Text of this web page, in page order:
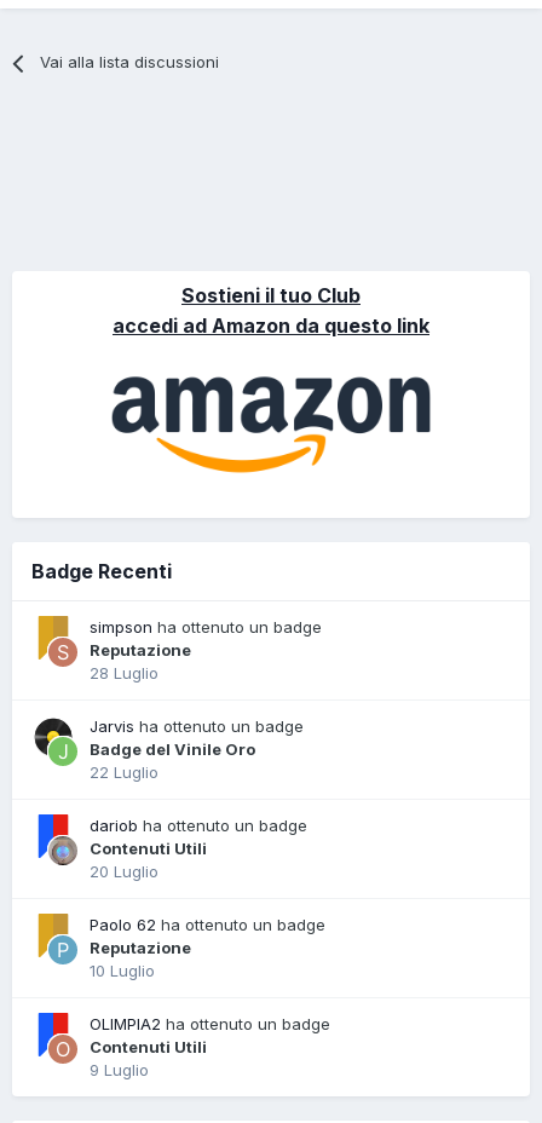
Vai alla lista discussioni
Sostieni il tuo Club
accedi ad Amazon da questo link
Badge Recenti
simpson ha ottenuto un badge
Reputazione
28 Luglio
Jarvis ha ottenuto un badge
Badge del Vinile Oro
22 Luglio
dariob ha ottenuto un badge
Contenuti Utili
20 Luglio
Paolo 62 ha ottenuto un badge
Reputazione
10 Luglio
OLIMPIA2 ha ottenuto un badge
Contenuti Utili
9 Luglio